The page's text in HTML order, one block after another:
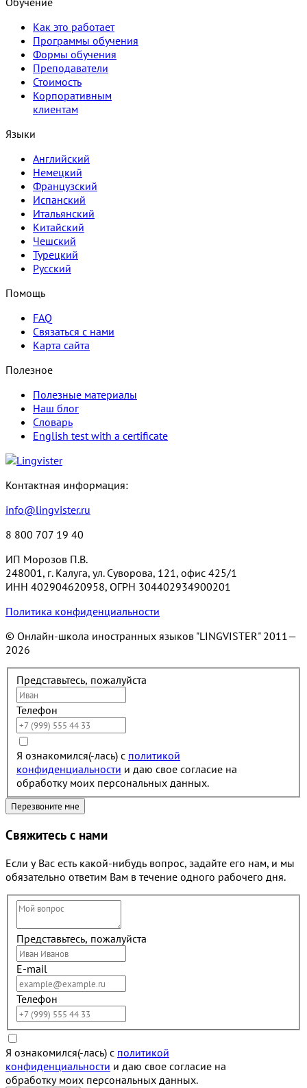
Как это работает
Программы обучения
Формы обучения
Преподаватели
Стоимость
Корпоративным
клиентам
Языки
Английский
Немецкий
Французский
Испанский
Итальянский
Китайский
Чешский
Турецкий
Русский
Помощь
FAQ
Связаться с нами
Карта сайта
Полезное
Полезные материалы
Наш блог
Словарь
English test with a certificate
Контактная информация:
info@lingvister.ru
8 800 707 19 40
ИП Морозов П.В.
248001, г. Калуга, ул. Суворова, 121, офис 425/1
ИНН 402904620958, ОГРН 304402934900201
Политика конфиденциальности
© Онлайн-школа иностранных языков "LINGVISTER" 2011—
2026
Представьтесь, пожалуйста
Телефон
Я ознакомился(-лась) с политикой
конфиденциальности и даю свое согласие на
обработку моих персональных данных.
Свяжитесь с нами
Если у Вас есть какой-нибудь вопрос, задайте его нам, и мы
обязательно ответим Вам в течение одного рабочего дня.
Представьтесь, пожалуйста
E-mail
Телефон
Я ознакомился(-лась) с политикой
конфиденциальности и даю свое согласие на
обработку моих персональных данных.